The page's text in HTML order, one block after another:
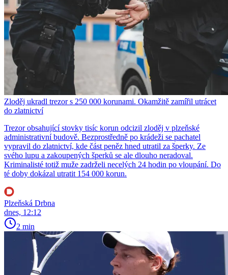
Zloděj ukradl trezor s 250 000 korunami. Okamžitě zamířil utrácet
do zlatnictví
Trezor obsahující stovky tisíc korun odcizil zloděj v plzeňské
administrativní budově. Bezprostředně po krádeži se pachatel
vypravil do zlatnictví, kde část peněz hned utratil za šperky. Ze
svého lupu a zakoupených šperků se ale dlouho neradoval.
Kriminalisté totiž muže zadrželi necelých 24 hodin po vloupání. Do
té doby dokázal utratit 154 000 korun.
Plzeňská Drbna
dnes, 12:12
2 min